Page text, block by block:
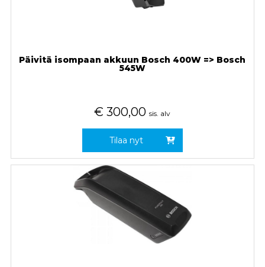
Päivitä isompaan akkuun Bosch 400W => Bosch
545W
€ 300,00 sis. alv
Tilaa nyt